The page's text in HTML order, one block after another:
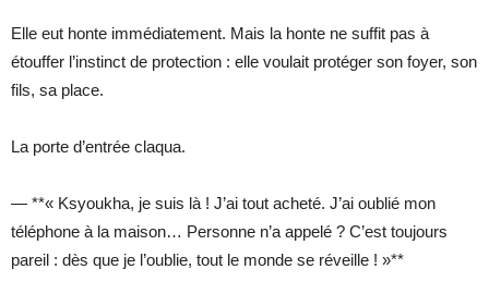
Elle eut honte immédiatement. Mais la honte ne suffit pas à
étouffer l’instinct de protection : elle voulait protéger son foyer, son
fils, sa place.
La porte d’entrée claqua.
— **« Ksyoukha, je suis là ! J’ai tout acheté. J’ai oublié mon
téléphone à la maison… Personne n’a appelé ? C’est toujours
pareil : dès que je l’oublie, tout le monde se réveille ! »**